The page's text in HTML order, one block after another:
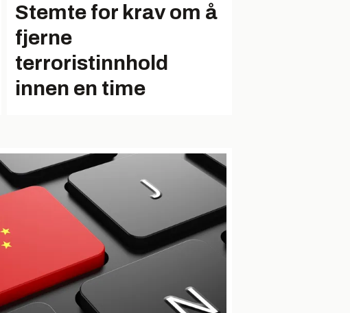
Stemte for krav om å
fjerne
terroristinnhold
innen en time